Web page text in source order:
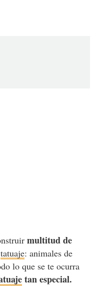
multitud de
tatuaje: animales de
lo que se te ocurra
tan especial.